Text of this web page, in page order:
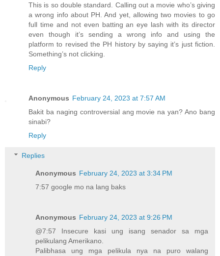
This is so double standard. Calling out a movie who’s giving
a wrong info about PH. And yet, allowing two movies to go
full time and not even batting an eye lash with its director
even though it’s sending a wrong info and using the
platform to revised the PH history by saying it’s just fiction.
Something’s not clicking.
Reply
Anonymous February 24, 2023 at 7:57 AM
Bakit ba naging controversial ang movie na yan? Ano bang
sinabi?
Reply
Replies
Anonymous February 24, 2023 at 3:34 PM
7:57 google mo na lang baks
Anonymous February 24, 2023 at 9:26 PM
@7:57 Insecure kasi ung isang senador sa mga
pelikulang Amerikano.
Palibhasa ung mga pelikula nya na puro walang